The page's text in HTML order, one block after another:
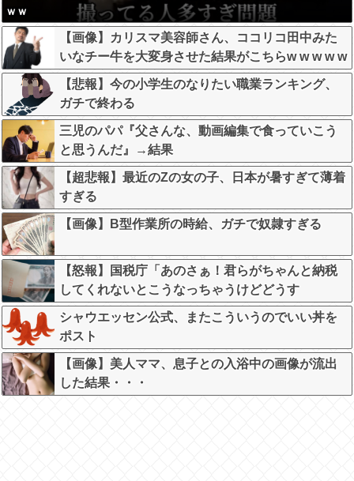
ｗｗ
【画像】カリスマ美容師さん、ココリコ田中みた
いなチー牛を大変身させた結果がこちらw w w w w
w w w w w w
【悲報】今の小学生のなりたい職業ランキング、
ガチで終わる
三児のパパ『父さんな、動画編集で食っていこう
と思うんだ』→結果
【超悲報】最近のZの女の子、日本が暑すぎて薄着
すぎる
【画像】B型作業所の時給、ガチで奴隷すぎる
【怒報】国税庁「あのさぁ！君らがちゃんと納税
してくれないとこうなっちゃうけどどうす
る？！」←これw w w w w w w w
シャウエッセン公式、またこういうのでいい丼を
ポスト
【画像】美人ママ、息子との入浴中の画像が流出
した結果・・・